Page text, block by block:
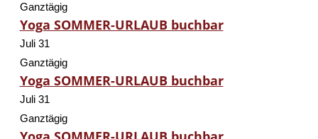
Ganztägig
Yoga SOMMER-URLAUB buchbar
Juli 31
Ganztägig
Yoga SOMMER-URLAUB buchbar
Juli 31
Ganztägig